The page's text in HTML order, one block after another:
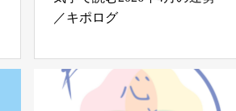
／キポログ